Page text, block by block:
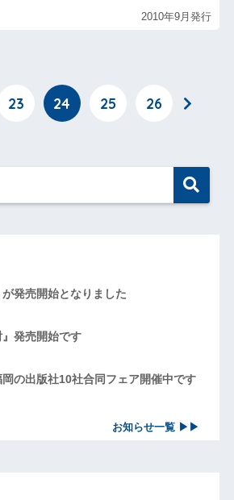
2010年9月発行
23 24 25 26
が発売開始となりました
発売開始です
の出版社10社合同フェア開催中です
お知らせ一覧 ▶▶